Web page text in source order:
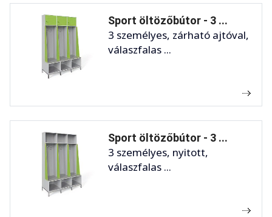
Sport öltözőbútor - 3 ...
3 személyes, zárható ajtóval,
válaszfalas ...
Sport öltözőbútor - 3 ...
3 személyes, nyitott,
válaszfalas ...